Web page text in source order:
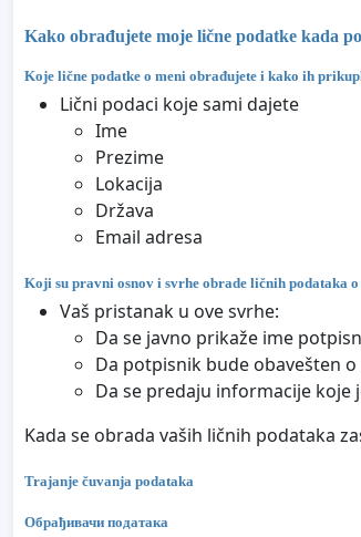
Kako obrađujete moje lične podatke kada
Koje lične podatke o meni obrađujete i kako ih
Lični podaci koje sami dajete
Ime
Prezime
Lokacija
Država
Email adresa
Koji su pravni osnov i svrhe obrade ličnih podataka o
Vaš pristanak u ove svrhe:
Da se javno prikaže ime
Da potpisnik bude obavešten
Da se predaju informacije
Kada se obrada vaših ličnih podataka
Trajanje čuvanja podataka
Обрађивачи података